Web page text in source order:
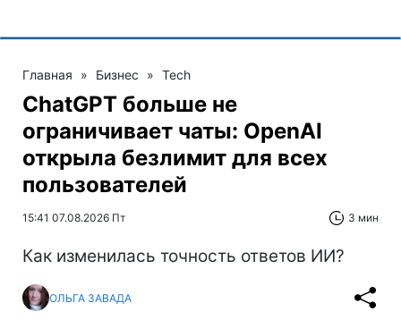
Главная » Бизнес » Tech
ChatGPT больше не
ограничивает чаты: OpenAI
открыла безлимит для всех
пользователей
15:41 07.08.2026 Пт 3 мин
Как изменилась точность ответов ИИ?
ОЛЬГА ЗАВАДА